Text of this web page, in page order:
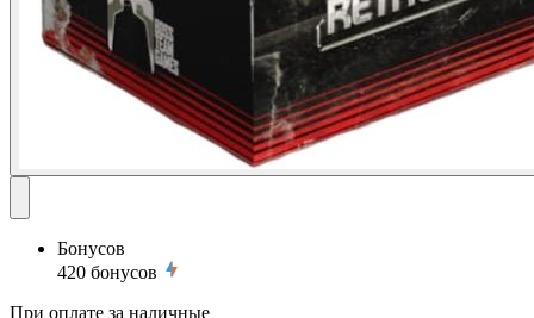
Бонусов
420 бонусов
При оплате за наличные